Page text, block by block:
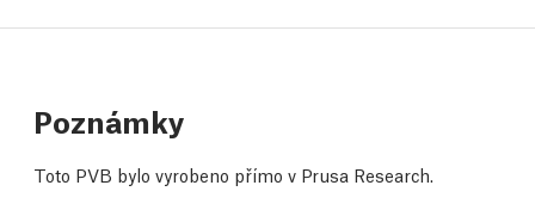
Poznámky
Toto PVB bylo vyrobeno přímo v Prusa Research.